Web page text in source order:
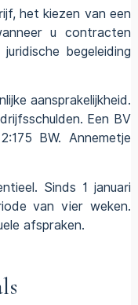
het kiezen van een
u contracten
begeleiding
aansprakelijkheid.
Een BV
BW. Annemetje
Sinds 1 januari
van vier weken.
afspraken.